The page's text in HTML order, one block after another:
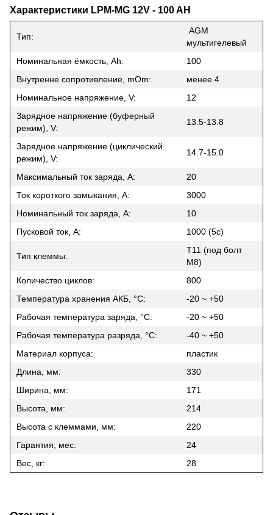
Характеристики LPM-MG 12V - 100 AH
Тип:
AGM
мультигелевый
Номинальная ёмкость, Ah:
100
Внутренне сопротивление, mOm:
менее 4
Номинальное напряжение, V:
12
Зарядное напряжение (буферный
режим), V:
13.5-13.8
Зарядное напряжение (циклический
режим), V:
14.7-15.0
Максимальный ток заряда, A:
20
Ток короткого замыкания, A:
3000
Номинальный ток заряда, A:
10
Пусковой ток, А:
1000 (5с)
Тип клеммы:
T11 (под болт
М8)
Количество циклов:
800
Температура хранения АКБ, °C:
-20 ~ +50
Рабочая температура заряда, °C:
-20 ~ +50
Рабочая температура разряда, °C:
-40 ~ +50
Материал корпуса:
пластик
Длина, мм:
330
Ширина, мм:
171
Высота, мм:
214
Высота с клеммами, мм:
220
Гарантия, мес:
24
Вес, кг:
28